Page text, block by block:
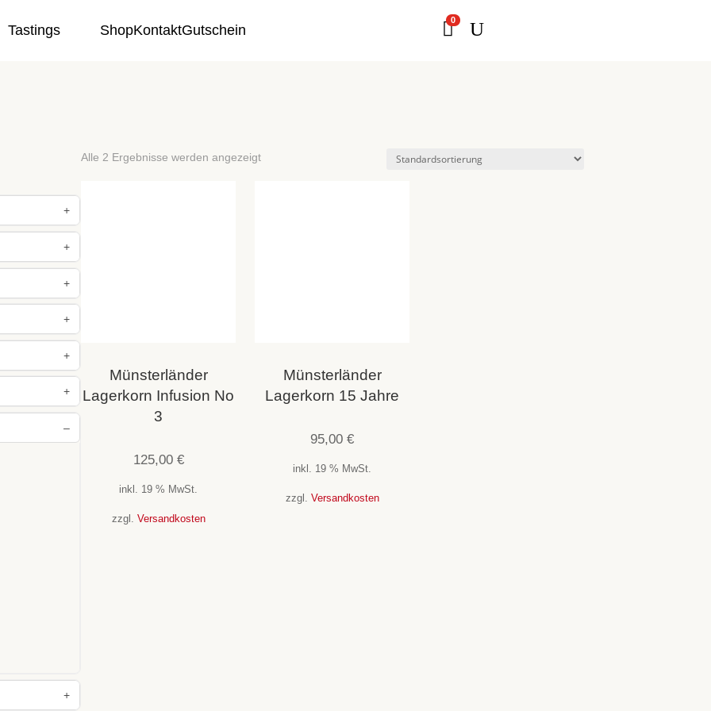
Tastings ShopKontaktGutschein 0 U
+
+
+
+
+
"Bullshit"
+
–
+
Alle 2 Ergebnisse werden angezeigt
Münsterländer
Lagerkorn Infusion No
3
125,00 €
inkl. 19 % MwSt.
zzgl. Versandkosten
Münsterländer
Lagerkorn 15 Jahre
95,00€
inkl. 19 % MwSt.
zzgl. Versandkosten